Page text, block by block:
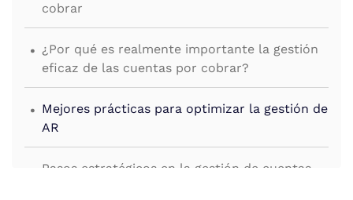
cobrar
. ¿Por qué es realmente importante la gestión
eficaz de las cuentas por cobrar?
. Mejores prácticas para optimizar la gestión de
AR
Pasos estratégicos en la gestión de cuentas